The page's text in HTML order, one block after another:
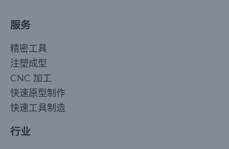
服务
精密工具
注塑成型
CNC 加工
快速原型制作
快速工具制造
行业